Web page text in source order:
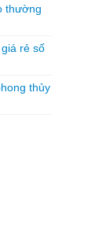
thường
rẻ số
thủy